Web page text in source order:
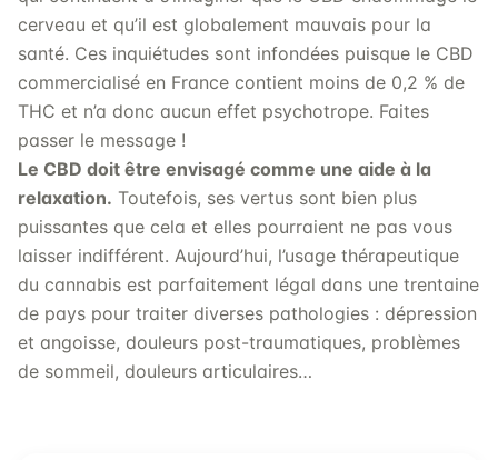
cerveau et qu’il est globalement mauvais pour la
santé. Ces inquiétudes sont infondées puisque le CBD
commercialisé en France contient moins de 0,2 % de
THC et n’a donc aucun effet psychotrope. Faites
passer le message !
Le CBD doit être envisagé comme une aide à la
relaxation. Toutefois, ses vertus sont bien plus
puissantes que cela et elles pourraient ne pas vous
laisser indifférent. Aujourd’hui, l’usage thérapeutique
du cannabis est parfaitement légal dans une trentaine
de pays pour traiter diverses pathologies : dépression
et angoisse, douleurs post-traumatiques, problèmes
de sommeil, douleurs articulaires…